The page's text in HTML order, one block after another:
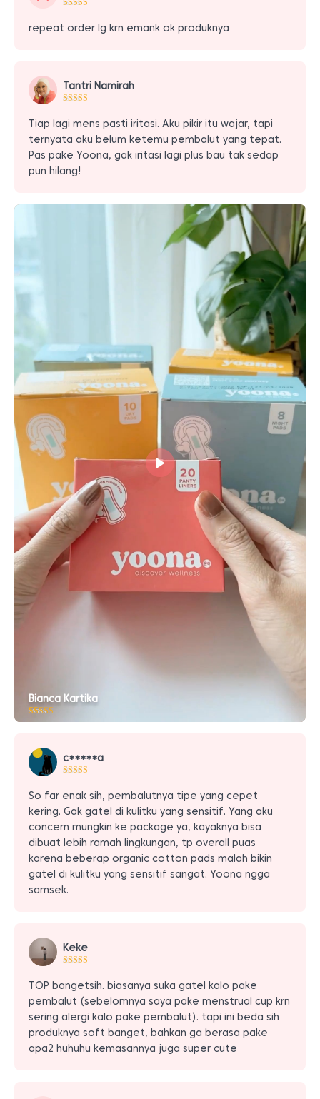
repeat order lg krn emank ok produknya
Tantri Namirah
Tiap lagi mens pasti iritasi. Aku pikir itu wajar, tapi
ternyata aku belum ketemu pembalut yang tepat.
Pas pake Yoona, gak iritasi lagi plus bau tak sedap
pun hilang!
Bianca Kartika
Peringkat
10
penilaian
pelanggan c*****a
So far enak sih, pembalutnya tipe yang cepet
kering. Gak gatel di kulitku yang sensitif. Yang aku
concern mungkin ke package ya, kayaknya bisa
dibuat lebih ramah lingkungan, tp overall puas
karena beberap organic cotton pads malah bikin
gatel di kulitku yang sensitif sangat. Yoona ngga
samsek.
Keke
TOP bangetsih. biasanya suka gatel kalo pake
pembalut (sebelomnya saya pake menstrual cup krn
sering alergi kalo pake pembalut). tapi ini beda sih
produknya soft banget, bahkan ga berasa pake
apa2 huhuhu kemasannya juga super cute